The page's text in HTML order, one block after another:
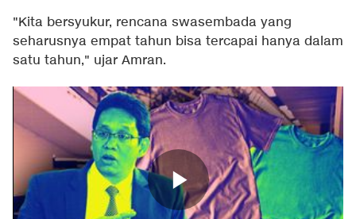
"Kita bersyukur, rencana swasembada yang
seharusnya empat tahun bisa tercapai hanya dalam
satu tahun," ujar Amran.